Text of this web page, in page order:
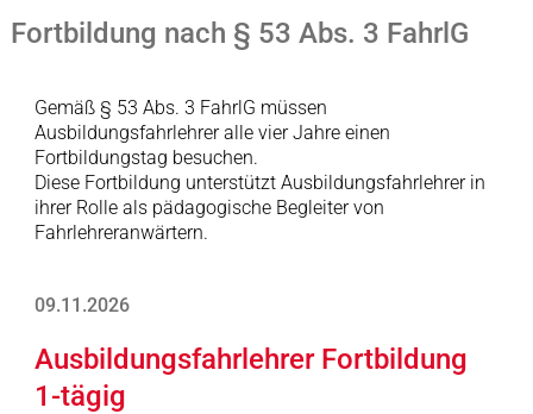
Fortbildung nach § 53 Abs. 3 FahrlG
Gemäß § 53 Abs. 3 FahrlG müssen
Ausbildungsfahrlehrer alle vier Jahre einen
Fortbildungstag besuchen.
Diese Fortbildung unterstützt Ausbildungsfahrlehrer in
ihrer Rolle als pädagogische Begleiter von
Fahrlehreranwärtern.
09.11.2026
Ausbildungsfahrlehrer Fortbildung
1-tägig